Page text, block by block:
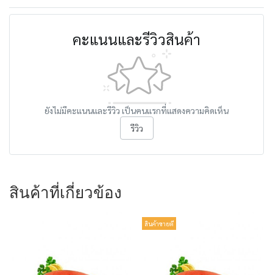
คะแนนและรีวิวสินค้า
ยังไม่มีคะแนนและรีวิว เป็นคนแรกที่แสดงความคิดเห็น
รีวิว
สินค้าที่เกี่ยวข้อง
สินค้าขายดี